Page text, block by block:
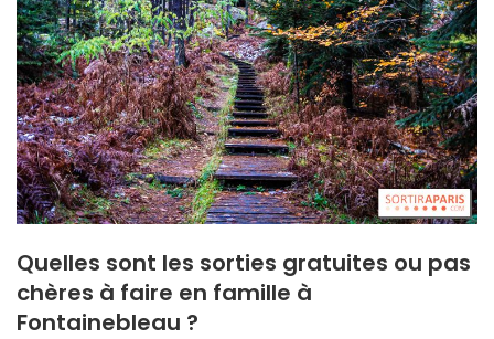
Quelles sont les sorties gratuites ou pas
chères à faire en famille à
Fontainebleau ?